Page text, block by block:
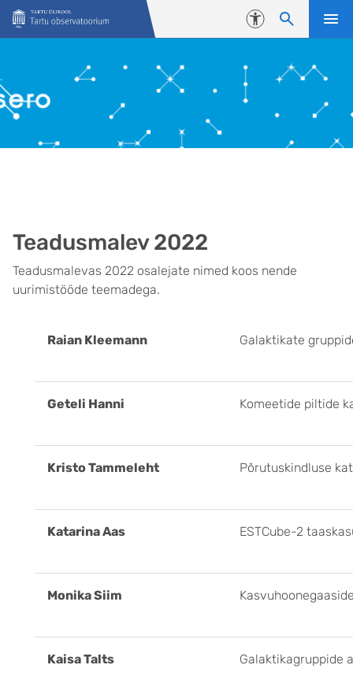
Liigu edasi põhisisu juurde
Juurdepääsetavus
Teadusmalev 2022
Teadusmalevas 2022 osalejate nimed koos nende
uurimistööde teemadega.
Raian Kleemann Galaktikate
Geteli Hanni Komeetide piltide
Kristo Tammeleht Põrutuskindluse
Katarina Aas ESTCube-2
Monika Siim
Kaisa Talts Galaktikagruppide